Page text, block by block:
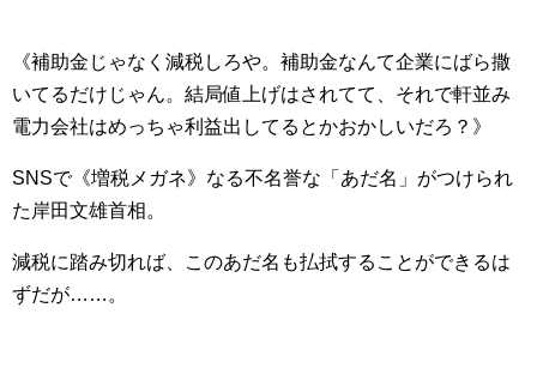
《補助金じゃなく減税しろや。補助金なんて企業にばら撒
いてるだけじゃん。結局値上げはされてて、それで軒並み
電力会社はめっちゃ利益出してるとかおかしいだろ？》
SNSで《増税メガネ》なる不名誉な「あだ名」がつけられ
た岸田文雄首相。
減税に踏み切れば、このあだ名も払拭することができるは
ずだが……。